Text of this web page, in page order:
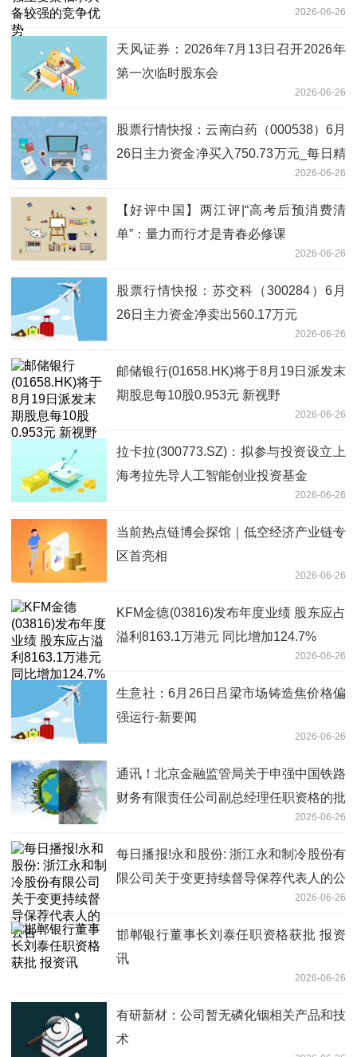
2026-06-26
天风证券：2026年7月13日召开2026年
第一次临时股东会
2026-06-26
股票行情快报：云南白药（000538）6月
26日主力资金净买入750.73万元_每日精
2026-06-26
【好评中国】两江评|“高考后预消费清
单”：量力而行才是青春必修课
2026-06-26
股票行情快报：苏交科（300284）6月
26日主力资金净卖出560.17万元
2026-06-26
邮储银行(01658.HK)将于8月19日派发末
期股息每10股0.953元 新视野
2026-06-26
拉卡拉(300773.SZ)：拟参与投资设立上
海考拉先导人工智能创业投资基金
2026-06-26
当前热点链博会探馆｜低空经济产业链专
区首亮相
2026-06-26
KFM金德(03816)发布年度业绩 股东应占
溢利8163.1万港元 同比增加124.7%
2026-06-26
生意社：6月26日吕梁市场铸造焦价格偏
强运行-新要闻
2026-06-26
通讯！北京金融监管局关于申强中国铁路
财务有限责任公司副总经理任职资格的批
2026-06-26
每日播报!永和股份: 浙江永和制冷股份有
限公司关于变更持续督导保荐代表人的公
2026-06-26
邯郸银行董事长刘泰任职资格获批 报资
讯
2026-06-26
有研新材：公司暂无磷化铟相关产品和技
术